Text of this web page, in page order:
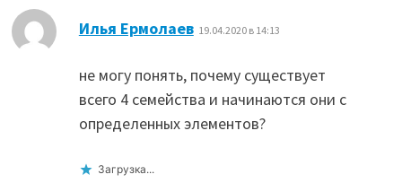
Илья Ермолаев: 19.04.2020 в 14:13
не могу понять, почему существует
всего 4 семейства и начинаются они с
определенных элементов?
Загрузка...